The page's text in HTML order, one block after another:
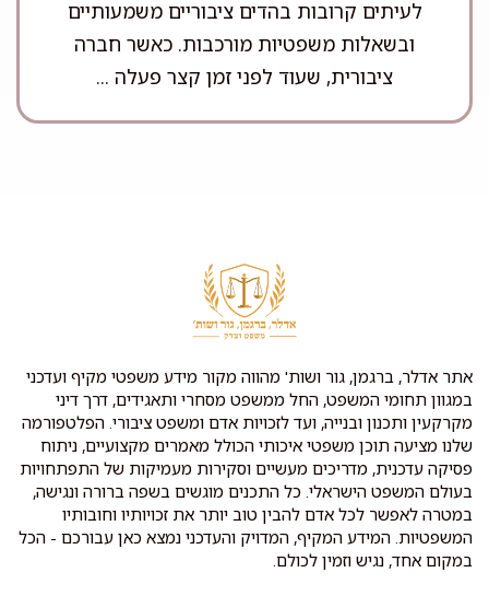
לעיתים קרובות בהדים ציבוריים משמעותיים
ובשאלות משפטיות מורכבות. כאשר חברה
ציבורית, שעוד לפני זמן קצר פעלה ...
אתר אדלר, ברגמן, גור ושות' מהווה מקור מידע משפטי מקיף ועדכני
במגוון תחומי המשפט, החל ממשפט מסחרי ותאגידים, דרך דיני
מקרקעין ותכנון ובנייה, ועד לזכויות אדם ומשפט ציבורי. הפלטפורמה
שלנו מציעה תוכן משפטי איכותי הכולל מאמרים מקצועיים, ניתוח
פסיקה עדכנית, מדריכים מעשיים וסקירות מעמיקות של התפתחויות
בעולם המשפט הישראלי. כל התכנים מוגשים בשפה ברורה ונגישה,
במטרה לאפשר לכל אדם להבין טוב יותר את זכויותיו וחובותיו
המשפטיות. המידע המקיף, המדויק והעדכני נמצא כאן עבורכם - הכל
במקום אחד, נגיש וזמין לכולם.